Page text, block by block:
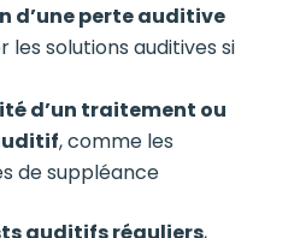
d’une perte auditive
les solutions auditives si
d’un traitement ou
, comme les
de suppléance